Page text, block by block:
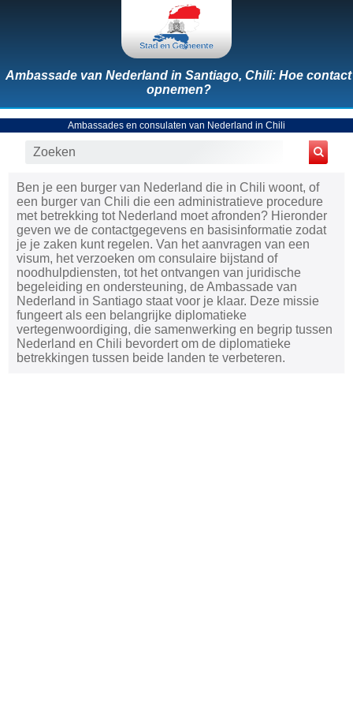
Ambassade van Nederland in Santiago, Chili: Hoe contact
opnemen?
Ambassades en consulaten van Nederland in Chili
Ben je een burger van Nederland die in Chili woont, of
een burger van Chili die een administratieve procedure
met betrekking tot Nederland moet afronden? Hieronder
geven we de contactgegevens en basisinformatie zodat
je je zaken kunt regelen. Van het aanvragen van een
visum, het verzoeken om consulaire bijstand of
noodhulpdiensten, tot het ontvangen van juridische
begeleiding en ondersteuning, de Ambassade van
Nederland in Santiago staat voor je klaar. Deze missie
fungeert als een belangrijke diplomatieke
vertegenwoordiging, die samenwerking en begrip tussen
Nederland en Chili bevordert om de diplomatieke
betrekkingen tussen beide landen te verbeteren.